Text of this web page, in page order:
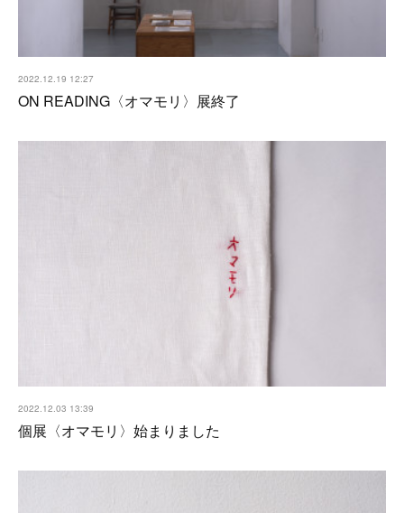
2022.12.19 12:27
ON READING〈オマモリ〉展終了
2022.12.03 13:39
個展〈オマモリ〉始まりました